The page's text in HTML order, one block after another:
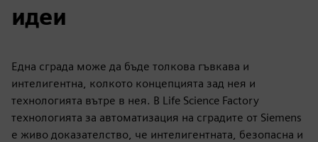
идеи
Една сграда може да бъде толкова гъвкава и
интелигентна, колкото концепцията зад нея и
технологията вътре в нея. В Life Science Factory
технологията за автоматизация на сградите от Siemens
е живо доказателство, че интелигентната, безопасна и